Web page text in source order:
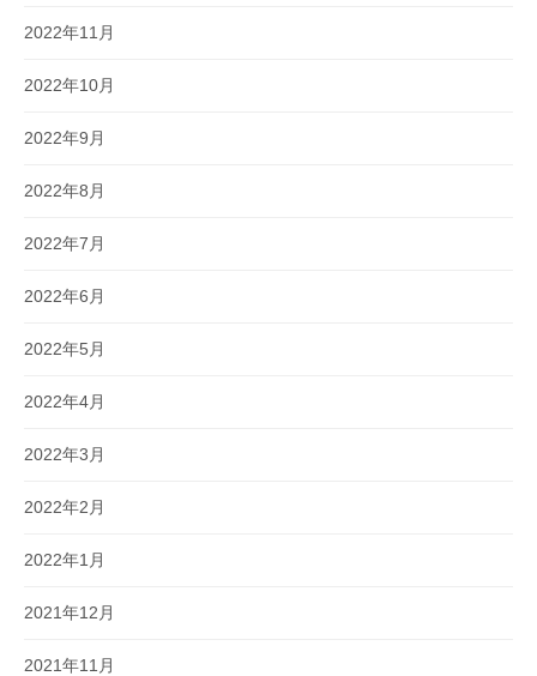
2022年11月
2022年10月
2022年9月
2022年8月
2022年7月
2022年6月
2022年5月
2022年4月
2022年3月
2022年2月
2022年1月
2021年12月
2021年11月